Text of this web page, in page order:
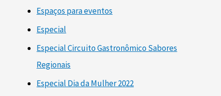
Espaços para eventos
Especial
Especial Circuito Gastronômico Sabores
Regionais
Especial Dia da Mulher 2022